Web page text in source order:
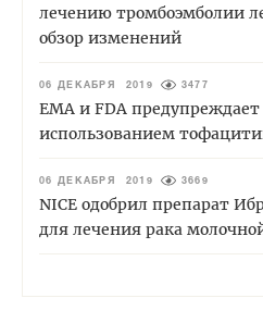
лечению тромбоэмболии
обзор изменений
06 ДЕКАБРЯ 2019 3477
ЕМА и FDA предупреждает
использованием
06 ДЕКАБРЯ 2019 3669
NICE одобрил препарат
для лечения рака